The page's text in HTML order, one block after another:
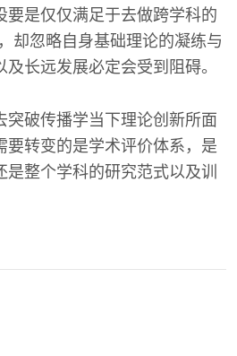
要是仅仅满足于去做跨学科的
却忽略自身基础理论的凝练与
长远发展必定会受到阻碍。
突破传播学当下理论创新所面
要转变的是学术评价体系，是
整个学科的研究范式以及训